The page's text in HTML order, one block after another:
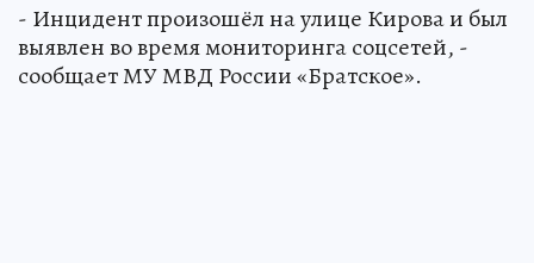
- Инцидент произошёл на улице Кирова и был
выявлен во время мониторинга соцсетей, -
сообщает МУ МВД России «Братское».